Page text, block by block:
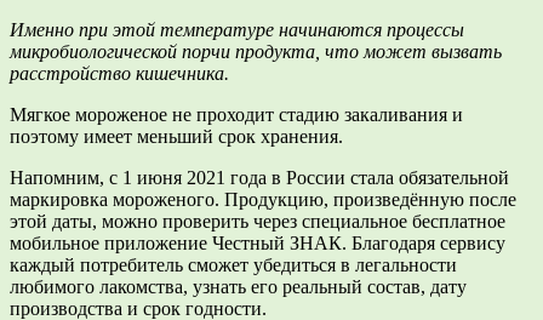
Именно при этой температуре начинаются процессы
микробиологической порчи продукта, что может вызвать
расстройство кишечника.
Мягкое мороженое не проходит стадию закаливания и
поэтому имеет меньший срок хранения.
Напомним, с 1 июня 2021 года в России стала обязательной
маркировка мороженого. Продукцию, произведённую после
этой даты, можно проверить через специальное бесплатное
мобильное приложение Честный ЗНАК. Благодаря сервису
каждый потребитель сможет убедиться в легальности
любимого лакомства, узнать его реальный состав, дату
производства и срок годности.